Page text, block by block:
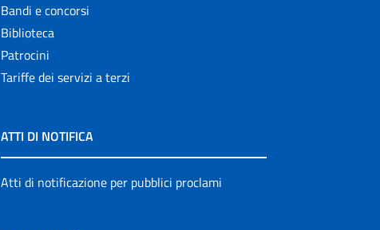
Bandi e concorsi
Biblioteca
Patrocini
Tariffe dei servizi a terzi
ATTI DI NOTIFICA
Atti di notificazione per pubblici proclami